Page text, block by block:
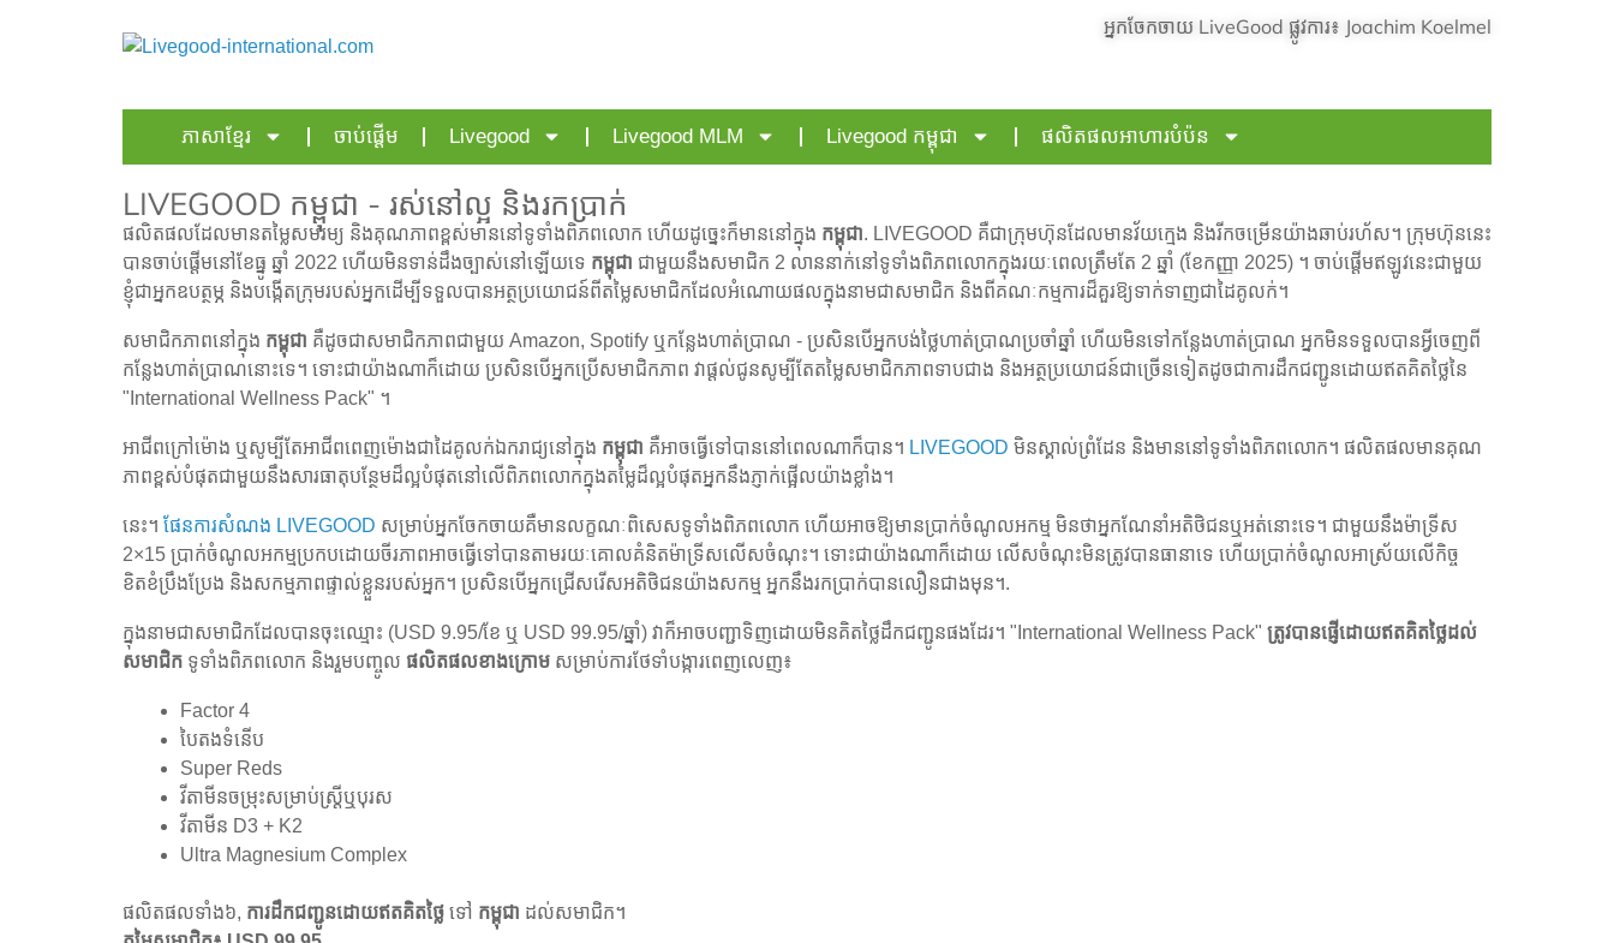
អ្នកចែកចាយ LiveGood ផ្លូវការ៖ Joachim Koelmel
ភាសាខ្មែរ ចាប់ផ្តើម Livegood Livegood MLM Livegood កម្ពុជា ផលិតផលអាហារបំប៉ន
LIVEGOOD កម្ពុជា - រស់នៅល្អ និងរកប្រាក់
ផលិតផលដែលមានតម្លៃសមរម្យ និងគុណភាពខ្ពស់មាននៅទូទាំងពិភពលោក ហើយដូច្នេះក៏មាននៅក្នុង កម្ពុជា. LIVEGOOD គឺជាក្រុមហ៊ុនដែលមានវ័យក្មេង និងរីកចម្រើនយ៉ាងឆាប់រហ័ស។ ក្រុមហ៊ុននេះ
បានចាប់ផ្តើមនៅខែធ្នូ ឆ្នាំ 2022 ហើយមិនទាន់ដឹងច្បាស់នៅឡើយទេ កម្ពុជា ជាមួយនឹងសមាជិក 2 លាននាក់នៅទូទាំងពិភពលោកក្នុងរយៈពេលត្រឹមតែ 2 ឆ្នាំ (ខែកញ្ញា 2025) ។ ចាប់ផ្តើមឥឡូវនេះជាមួយ
ខ្ញុំជាអ្នកឧបត្ថម្ភ និងបង្កើតក្រុមរបស់អ្នកដើម្បីទទួលបានអត្ថប្រយោជន៍ពីតម្លៃសមាជិកដែលអំណោយផលក្នុងនាមជាសមាជិក និងពីគណៈកម្មការដ៏គួរឱ្យទាក់ទាញជាដៃគូលក់។
សមាជិកភាពនៅក្នុង កម្ពុជា គឺដូចជាសមាជិកភាពជាមួយ Amazon, Spotify ឬកន្លែងហាត់ប្រាណ - ប្រសិនបើអ្នកបង់ថ្លៃហាត់ប្រាណប្រចាំឆ្នាំ ហើយមិនទៅកន្លែងហាត់ប្រាណ អ្នកមិនទទួលបានអ្វីចេញពី
កន្លែងហាត់ប្រាណនោះទេ។ ទោះជាយ៉ាងណាក៏ដោយ ប្រសិនបើអ្នកប្រើសមាជិកភាព វាផ្តល់ជូនសូម្បីតែតម្លៃសមាជិកភាពទាបជាង និងអត្ថប្រយោជន៍ជាច្រើនទៀតដូចជាការដឹកជញ្ជូនដោយឥតគិតថ្លៃនៃ
"International Wellness Pack" ។
អាជីពក្រៅម៉ោង ឬសូម្បីតែអាជីពពេញម៉ោងជាដៃគូលក់ឯករាជ្យនៅក្នុង កម្ពុជា គឺអាចធ្វើទៅបាននៅពេលណាក៏បាន។ LIVEGOOD មិន​ស្គាល់​ព្រំដែន និង​មាន​នៅ​ទូទាំង​ពិភពលោក។ ផលិតផលមានគុណ
ភាពខ្ពស់បំផុតជាមួយនឹងសារធាតុបន្ថែមដ៏ល្អបំផុតនៅលើពិភពលោកក្នុងតម្លៃដ៏ល្អបំផុតអ្នកនឹងភ្ញាក់ផ្អើលយ៉ាងខ្លាំង។
នេះ។ ផែនការសំណង LIVEGOOD សម្រាប់អ្នកចែកចាយគឺមានលក្ខណៈពិសេសទូទាំងពិភពលោក ហើយអាចឱ្យមានប្រាក់ចំណូលអកម្ម មិនថាអ្នកណែនាំអតិថិជនឬអត់នោះទេ។ ជាមួយនឹងម៉ាទ្រីស
2×15 ប្រាក់ចំណូលអកម្មប្រកបដោយចីរភាពអាចធ្វើទៅបានតាមរយៈគោលគំនិតម៉ាទ្រីសលើសចំណុះ។ ទោះជាយ៉ាងណាក៏ដោយ លើសចំណុះមិនត្រូវបានធានាទេ ហើយប្រាក់ចំណូលអាស្រ័យលើកិច្ច
ខិតខំប្រឹងប្រែង និងសកម្មភាពផ្ទាល់ខ្លួនរបស់អ្នក។ ប្រសិនបើអ្នកជ្រើសរើសអតិថិជនយ៉ាងសកម្ម អ្នកនឹងរកប្រាក់បានលឿនជាងមុន។.
ក្នុងនាមជាសមាជិកដែលបានចុះឈ្មោះ (USD 9.95/ខែ ឬ USD 99.95/ឆ្នាំ) វាក៏អាចបញ្ជាទិញដោយមិនគិតថ្លៃដឹកជញ្ជូនផងដែរ។ "International Wellness Pack" ត្រូវបានផ្ញើដោយឥតគិតថ្លៃដល់
សមាជិក ទូទាំងពិភពលោក និងរួមបញ្ចូល ផលិតផលខាងក្រោម សម្រាប់ការថែទាំបង្ការពេញលេញ៖
Factor 4
បៃតងទំនើប
Super Reds
វីតាមីនចម្រុះសម្រាប់ស្ត្រីឬបុរស
វីតាមីន D3 + K2
Ultra Magnesium Complex
ផលិតផលទាំង៦, ការដឹកជញ្ជូនដោយឥតគិតថ្លៃ ទៅ កម្ពុជា ដល់សមាជិក។